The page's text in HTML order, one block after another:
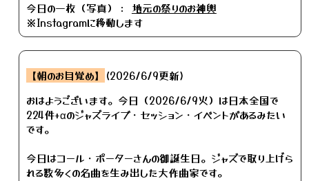
今日の一枚（写真）： 地元の祭りのお神輿
※Instagramに移動します
【朝のお目覚め】
(2026/6/9更新)
おはようございます。今日（2026/6/9火）は日本全国で
224件+αのジャズライブ・セッション・イベントがあるみたい
です。
今日はコール・ポーターさんの御誕生日。ジャズで取り上げら
れる数多くの名曲を生み出した大作曲家です。